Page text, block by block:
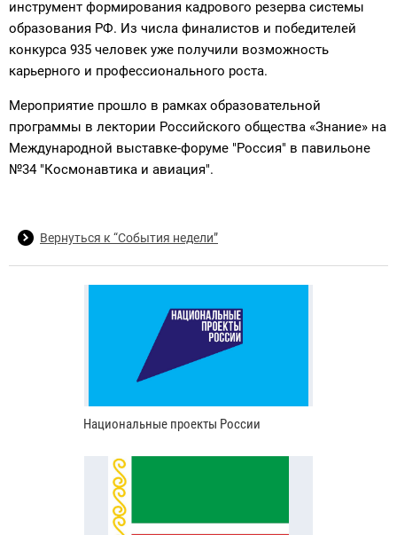
инструмент формирования кадрового резерва системы
образования РФ. Из числа финалистов и победителей
конкурса 935 человек уже получили возможность
карьерного и профессионального роста.
Мероприятие прошло в рамках образовательной
программы в лектории Российского общества «Знание» на
Международной выставке-форуме "Россия" в павильоне
№34 "Космонавтика и авиация".
Вернуться к “События недели”
Национальные проекты России